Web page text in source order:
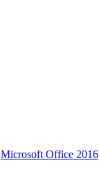
Microsoft Office 2016